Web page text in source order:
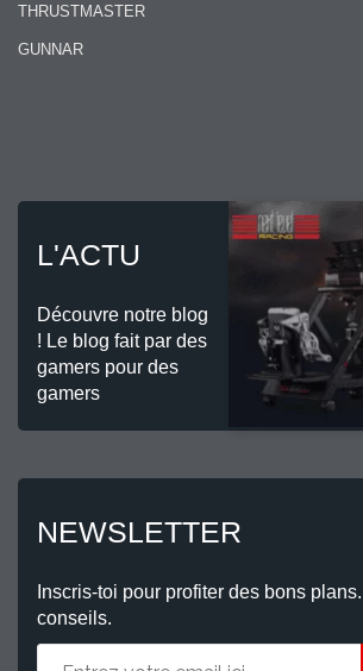
THRUSTMASTER
GUNNAR
L'ACTU
Découvre notre blog
! Le blog fait par des
gamers pour des
gamers
NEWSLETTER
Inscris-toi pour profiter des bons
conseils.